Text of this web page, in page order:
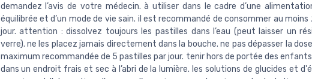
demandez l’avis de votre médecin. à utiliser dans le cadre d’une
équilibrée et d’un mode de vie sain. il est recommandé de consommer au moins
jour. attention : dissolvez toujours les pastilles dans l’eau (peut laisser un
verre). ne les placez jamais directement dans la bouche. ne pas dépasser la
maximum recommandée de 5 pastilles par jour. tenir hors de portée des
dans un endroit frais et sec à l’abri de la lumière. les solutions de glucides et